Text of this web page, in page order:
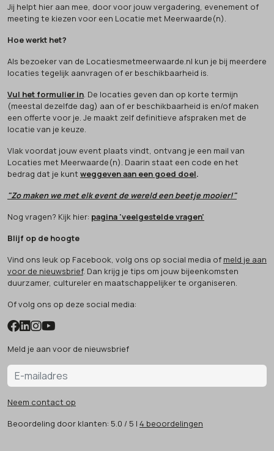
Jij helpt hier aan mee, door voor jouw vergadering, evenement of
meeting te kiezen voor een Locatie met Meerwaarde(n).
Hoe werkt het?
Als bezoeker van de Locatiesmetmeerwaarde.nl kun je bij meerdere
locaties tegelijk aanvragen of er beschikbaarheid is.
Vul het formulier in . De locaties geven dan op korte termijn
(meestal dezelfde dag) aan of er beschikbaarheid is en/of maken
een offerte voor je. Je maakt zelf definitieve afspraken met de
locatie van je keuze.
Vlak voordat jouw event plaats vindt, ontvang je een mail van
Locaties met Meerwaarde(n). Daarin staat een code en het
bedrag dat je kunt weggeven aan een goed doel.
"Zo maken we met elk event de wereld een beetje mooier!"
Nog vragen? Kijk hier: pagina 'veelgestelde vragen'
Blijf op de hoogte
Vind ons leuk op Facebook, volg ons op social media of meld je aan
voor de nieuwsbrief. Dan krijg je tips om jouw bijeenkomsten
duurzamer, cultureler en maatschappelijker te organiseren.
Of volg ons op deze social media:
Meld je aan voor de nieuwsbrief
Neem contact op
Beoordeling door klanten: 5.0 / 5 | 4 beoordelingen